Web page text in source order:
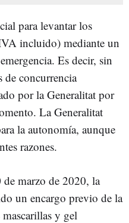
para levantar los
incluido) mediante un
Es decir, sin
de concurrencia
por la Generalitat por
La Generalitat
la autonomía, aunque
razones.
de marzo de 2020, la
un encargo previo de la
y gel